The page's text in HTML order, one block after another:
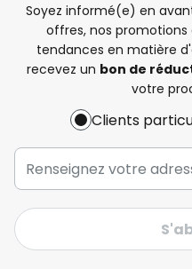
Soyez informé(e) en
offres, nos promotions
tendances en matière
recevez un bon de
votre
Clients